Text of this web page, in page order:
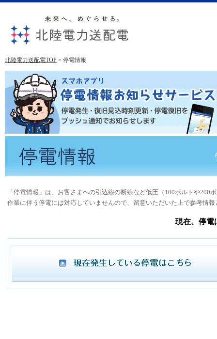
北陸電力送配電TOP > 停電情報
「停電情報」は、お客さまへの引込線の断線など低圧（100ボルトや200
作業に伴う停電には対応していませんので、留意いただいた上で参考情
現在、停電